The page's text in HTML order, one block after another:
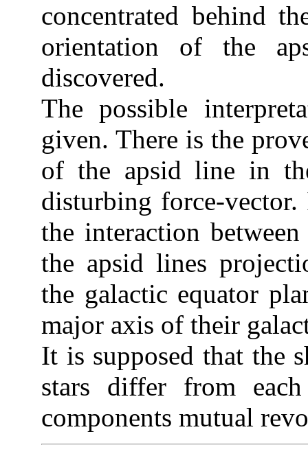
concentrated behind
orientation of the
discovered.
The possible
given. There is the
of the apsid line in
disturbing force-
the interaction
the apsid lines
the galactic equator
major axis of their
It is supposed that the
stars differ from
components mutual